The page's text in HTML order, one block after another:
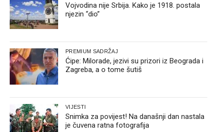
Vojvodina nije Srbija. Kako je 1918. postala
njezin “dio”
PREMIUM SADRŽAJ
Ćipe: Milorade, jezivi su prizori iz Beograda i
Zagreba, a o tome šutiš
VIJESTI
Snimka za povijest! Na današnji dan nastala
je čuvena ratna fotografija